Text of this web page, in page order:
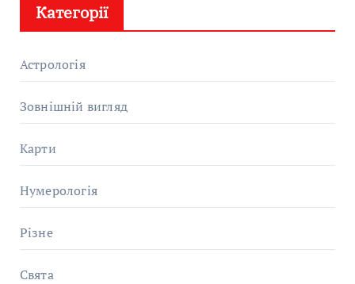
Категорії
Астрологія
Зовнішній вигляд
Карти
Нумерологія
Різне
Свята